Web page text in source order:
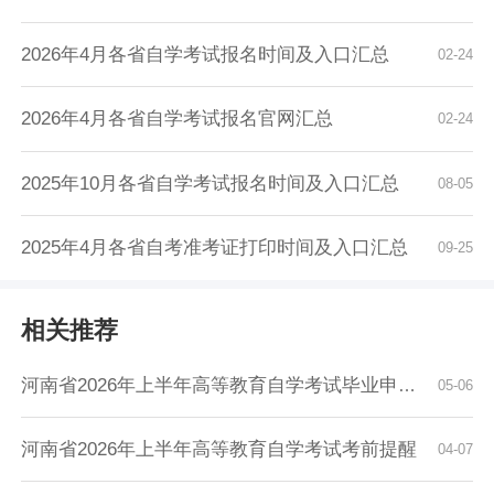
02-24
2026年4月各省自学考试报名时间及入口汇总
02-24
2026年4月各省自学考试报名官网汇总
08-05
2025年10月各省自学考试报名时间及入口汇总
09-25
2025年4月各省自考准考证打印时间及入口汇总
相关推荐
05-06
河南省2026年上半年高等教育自学考试毕业申请须...
04-07
河南省2026年上半年高等教育自学考试考前提醒